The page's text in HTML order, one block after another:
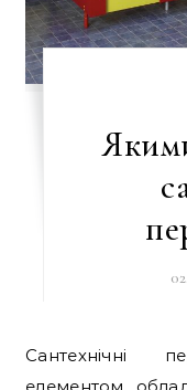
Сантехнічні перегородки є важливим